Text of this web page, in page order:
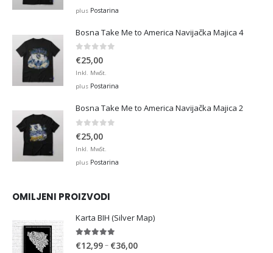
plus Postarina
Bosna Take Me to America Navijačka Majica 4
0 out of 5
€25,00
Inkl. MwSt.
plus Postarina
Bosna Take Me to America Navijačka Majica 2
€25,00
Inkl. MwSt.
plus Postarina
OMILJENI PROIZVODI
Karta BIH (Silver Map)
4.95out of 5
€12,99– €36,00Price